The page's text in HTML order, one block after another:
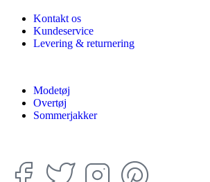
Kontakt os
Kundeservice
Levering & returnering
Modetøj
Overtøj
Sommerjakker